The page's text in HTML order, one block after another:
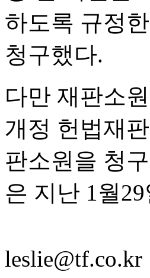
하도록 규정
청구했다.
다만 재판소
개정 헌법재
판소원을 청
은 지난 1월
leslie@tf.co.kr